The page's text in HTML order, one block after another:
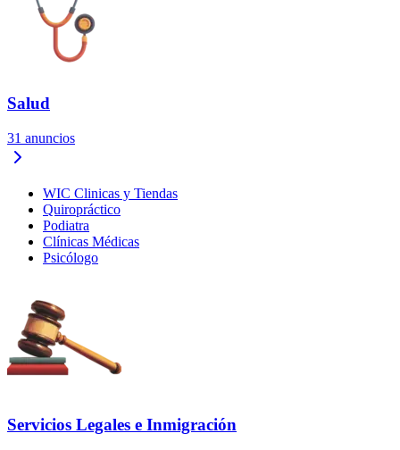
Salud
31 anuncios
WIC Clinicas y Tiendas
Quiropráctico
Podiatra
Clínicas Médicas
Psicólogo
Servicios Legales e Inmigración